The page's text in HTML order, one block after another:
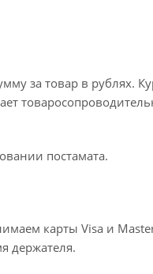
за товар в рублях.
постамата.
карты Visa и
держателя.